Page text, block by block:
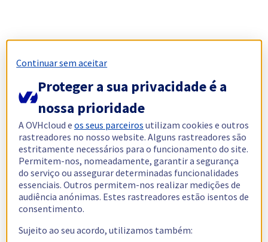
Continuar sem aceitar
Proteger a sua privacidade é a
nossa prioridade
A OVHcloud eos seus parceiros utilizam cookies e outros
rastreadores no nosso website. Alguns rastreadores são
estritamente necessários para o funcionamento do site.
Permitem-nos, nomeadamente, garantir a segurança
do serviço ou assegurar determinadas funcionalidades
essenciais. Outros permitem-nos realizar medições de
audiência anónimas. Estes rastreadores estão isentos de
consentimento.
Sujeito ao seu acordo, utilizamos também: